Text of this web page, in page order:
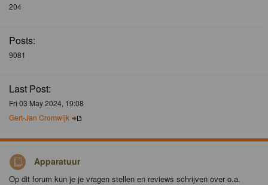
204
Posts:
9081
Last Post:
Fri 03 May 2024, 19:08
Gert-Jan Cromwijk
Apparatuur
Op dit forum kun je je vragen stellen en reviews schrijven over o.a.